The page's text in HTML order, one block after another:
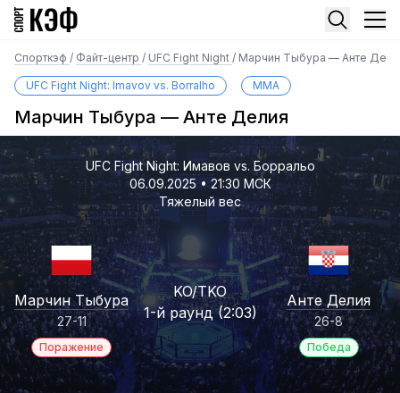
Спорткэф / Файт-центр / UFC Fight Night / Марчин Тыбура — Анте
UFC Fight Night: Imavov vs. Borralho MMA
Марчин Тыбура — Анте Делия
UFC Fight Night: Имавов vs. Борральо
06.09.2025 • 21:30 МСК
Тяжелый вес
Марчин Тыбура
27-11
Поражение
KO/TKO
1-й раунд (2:03)
Анте Делия
26-8
Победа